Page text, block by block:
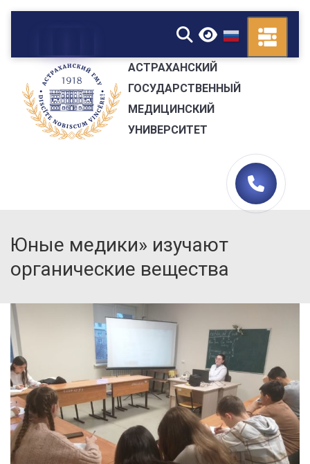
▼
АСТРАХАНСКИЙ
ГОСУДАРСТВЕННЫЙ
МЕДИЦИНСКИЙ
УНИВЕРСИТЕТ
Юные медики» изучают
органические вещества